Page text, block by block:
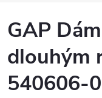
GAP
dlouhým
540606-